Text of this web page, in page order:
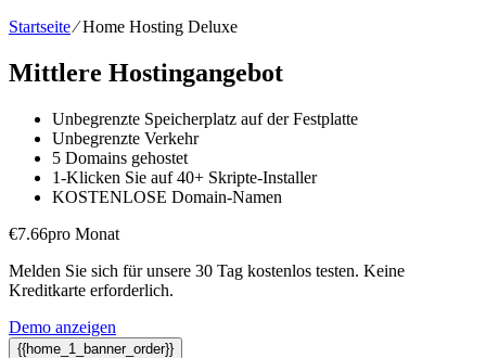
Startseite⁄Home Hosting Deluxe
Mittlere Hostingangebot
Unbegrenzte Speicherplatz auf der Festplatte
Unbegrenzte Verkehr
5 Domains gehostet
1-Klicken Sie auf40+ Skripte-Installer
KOSTENLOSE Domain-Namen
€7.66pro Monat
Melden Sie sich für unsere 30 Tag kostenlos testen. Keine
Kreditkarte erforderlich.
Demo anzeigen
{{home_1_banner_order}}